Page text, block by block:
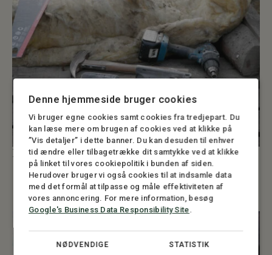
Håndværksvirksomhed
Hos STORM Advokatfirma har vi mange års erfaring med
håndværkerbranchen, og vi kan derfor hjælpe dig med alle de
juridiske aspekter af din håndværksvirksomhed.
Denne hjemmeside bruger cookies
Vi bruger egne cookies samt cookies fra tredjepart. Du
kan læse mere om brugen af cookies ved at klikke på
”Vis detaljer” i dette banner. Du kan desuden til enhver
tid ændre eller tilbagetrække dit samtykke ved at klikke
på linket til vores cookiepolitik i bunden af siden.
Herudover bruger vi også cookies til at indsamle data
med det formål at tilpasse og måle effektiviteten af
vores annoncering. For mere information, besøg
Google's Business Data Responsibility Site.
NØDVENDIGE STATISTIK